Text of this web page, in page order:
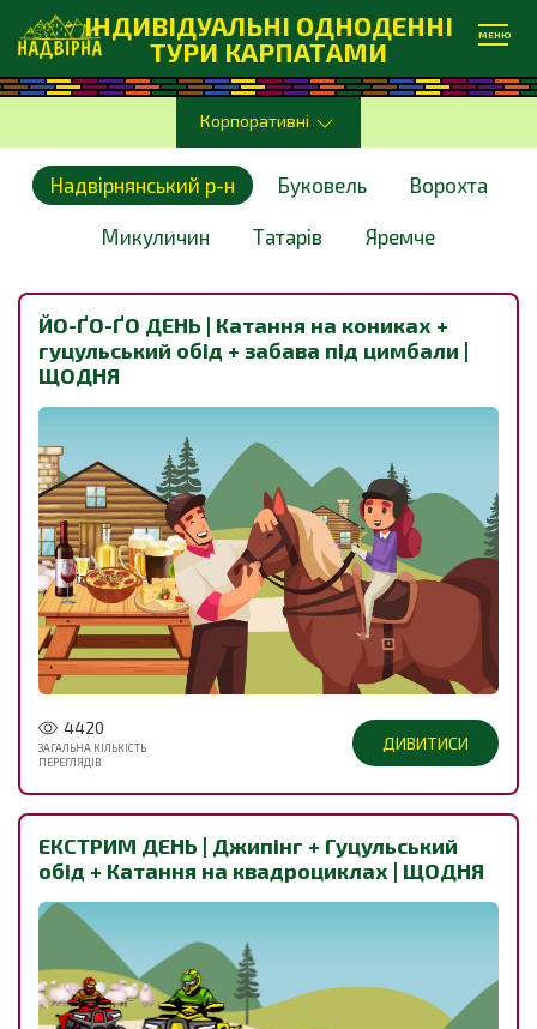
ІНДИВІДУАЛЬНІ ОДНОДЕННІ
ТУРИ КАРПАТАМИ
МЕНЮ
Корпоративні
Надвірнянський р-н Буковель Ворохта
Микуличин Татарів Яремче
ЙО-ҐО-ҐО ДЕНЬ | Катання на кониках +
гуцульський обід + забава під цимбали |
ЩОДНЯ
4420
ЗАГАЛЬНА КІЛЬКІСТЬ
ПЕРЕГЛЯДІВ
ДИВИТИСИ
ЕКСТРИМ ДЕНЬ | Джипінг + Гуцульський
обід + Катання на квадроциклах | ЩОДНЯ